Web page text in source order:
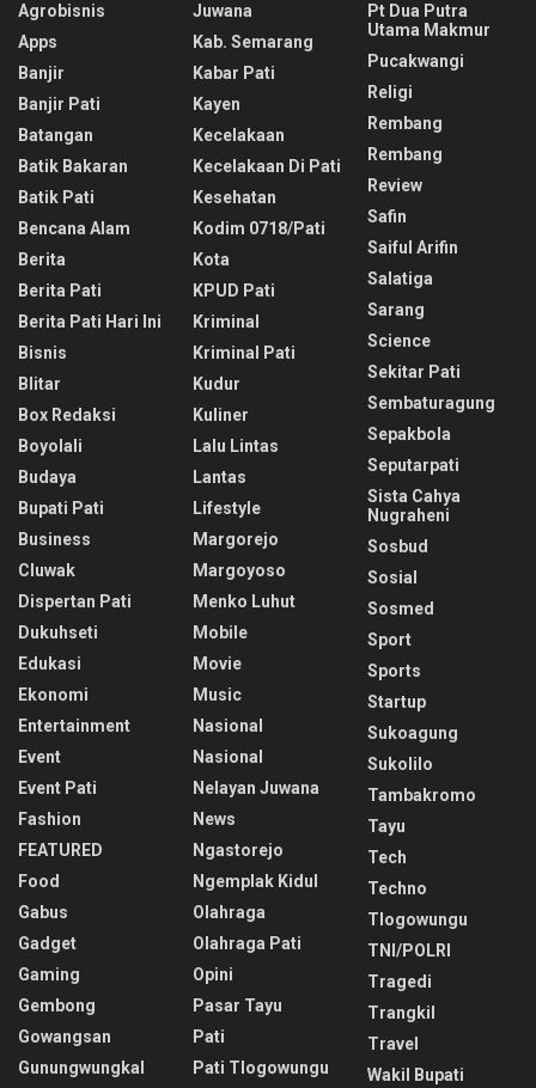
Agrobisnis
Apps
Banjir
Banjir Pati
Batangan
Batik Bakaran
Batik Pati
Bencana Alam
Berita
Berita Pati
Berita Pati Hari Ini
Bisnis
Blitar
Box Redaksi
Boyolali
Budaya
Bupati Pati
Business
Cluwak
Dispertan Pati
Dukuhseti
Edukasi
Ekonomi
Entertainment
Event
Event Pati
Fashion
FEATURED
Food
Gabus
Gadget
Gaming
Gembong
Gowangsan
Gunungwungkal
Juwana
Kab. Semarang
Kabar Pati
Kayen
Kecelakaan
Kecelakaan Di Pati
Kesehatan
Kodim 0718/pati
Kota
KPUD Pati
Kriminal
Kriminal Pati
Kudur
Kuliner
Lalu Lintas
Lantas
Lifestyle
Margorejo
Margoyoso
Menko Luhut
Mobile
Movie
Music
Nasional
Nasional
Nelayan Juwana
News
Ngastorejo
Ngemplak Kidul
Olahraga
Olahraga Pati
Opini
Pasar Tayu
Pati
Pati Tlogowungu
Pt Dua Putra
Utama Makmur
Pucakwangi
Religi
Rembang
Rembang
Review
Safin
Saiful Arifin
Salatiga
Sarang
Science
Sekitar Pati
Sembaturagung
Sepakbola
Seputarpati
Sista Cahya
Nugraheni
Sosbud
Sosial
Sosmed
Sport
Sports
Startup
Sukoagung
Sukolilo
Tambakromo
Tayu
Tech
Techno
Tlogowungu
TNI/POLRI
Tragedi
Trangkil
Travel
Wakil Bupati